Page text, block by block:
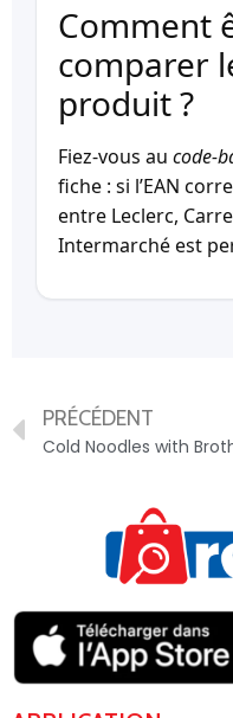
Comment
comparer
produit ?
Fiez-vous au code-
fiche : si l’EAN
entre Leclerc,
Intermarché est
PRÉCÉDENT